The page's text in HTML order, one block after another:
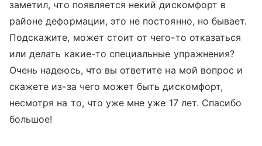
заметил, что появляется некий дискомфорт в
районе деформации, это не постоянно, но бывает.
Подскажите, может стоит от чего-то отказаться
или делать какие-то специальные упражнения?
Очень надеюсь, что вы ответите на мой вопрос и
скажете из-за чего может быть дискомфорт,
несмотря на то, что уже мне уже 17 лет. Спасибо
большое!